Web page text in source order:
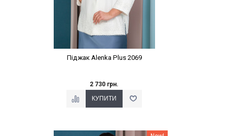
Піджак Alenka Plus 2069
2 730 грн.
Наклейки Варіант з %